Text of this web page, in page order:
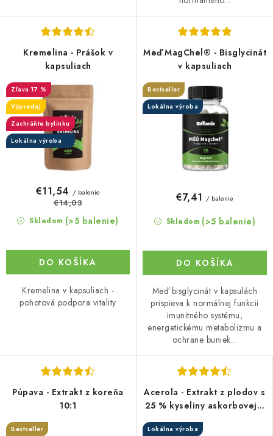
Kremelina - Prášok v
kapsuliach
17 %
Výpredaj
Zachráňte bylinku
Lokálna výroba
Skladom (>5 balenie)
€11,54 / balenie
€14,03
DO KOŠÍKA
Kremelina v kapsuliach -
pohotová podpora vitality
Meď MagChel® - Bisglycinát
v kapsuliach
Bestseller
Lokálna výroba
Skladom (>5 balenie)
€7,41 / balenie
DO KOŠÍKA
Meď bisglycinát v kapsulách
prispieva k normálnej funkcii
imunitného systému,
energetickému metabolizmu a
ochrane buniek...
Púpava - Extrakt z koreňa
10:1
Bestseller
Acerola - Extrakt z plodov s
25 % kyseliny askorbovej v
Lokálna výroba